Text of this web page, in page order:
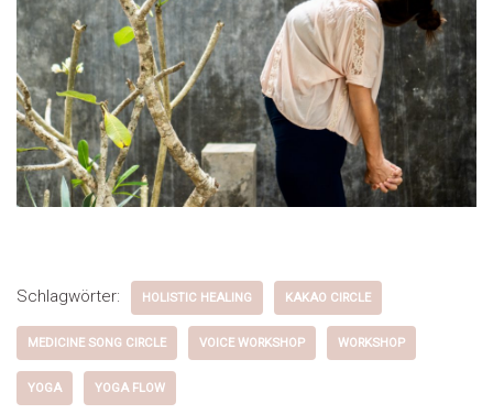
Schlagwörter: HOLISTIC HEALING KAKAO CIRCLE
MEDICINE SONG CIRCLE VOICE WORKSHOP WORKSHOP
YOGA YOGA FLOW